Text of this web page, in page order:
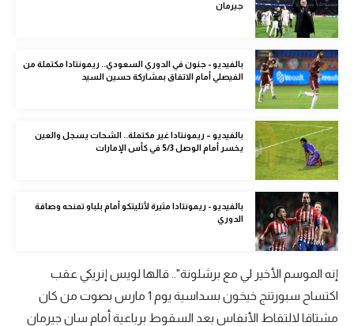
آسيا
أمريكا
ركن الألعاب
أقسام خاصة
Gamers
ميركاتو
تحقيق في الجول
تقرير في الجول
تحليل في الجول
حكايات في الجول
جيرمان
بالفيديو - جنون في الدوري السعودي.. ريمونتادا مكتملة من
الفيصلي أمام الاتفاق بمشاركة حسين السيد
بالفيديو – ريمونتادا غير مكتملة.. الشحات يسجل والعين
يخسر أمام الوصل 5/3 في كأس الإمارات
بالفيديو - ريمونتادا مثيرة لأتليتكو أمام بلباو تمنحه وصافة
الدوري
إنه الموسم الأخير لي مع برشلونة".. قالها لويس إنريكي عقب
اكتساح سبورتنج خيخون بسداسية يوم 1 مارس بصوت من كان
مشتاقا لالتقاط الأنفاس بعد السقوط برباعية أمام سان جيرمان